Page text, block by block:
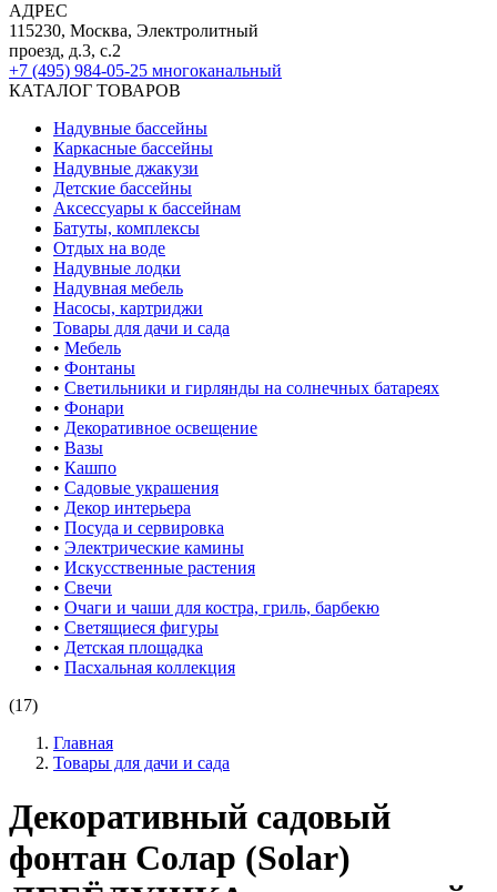
АДРЕС
115230, Москва, Электролитный
проезд, д.3, с.2
+7 (495) 984-05-25 многоканальный
КАТАЛОГ ТОВАРОВ
Надувные бассейны
Каркасные бассейны
Надувные джакузи
Детские бассейны
Аксессуары к бассейнам
Батуты, комплексы
Отдых на воде
Надувные лодки
Надувная мебель
Насосы, картриджи
Товары для дачи и сада
• Мебель
• Фонтаны
• Светильники и гирлянды на солнечных батареях
• Фонари
• Декоративное освещение
• Вазы
• Кашпо
• Садовые украшения
• Декор интерьера
• Посуда и сервировка
• Электрические камины
• Искусственные растения
• Свечи
• Очаги и чаши для костра, гриль, барбекю
• Светящиеся фигуры
• Детская площадка
• Пасхальная коллекция
(17)
Главная
Товары для дачи и сада
Декоративный садовый
фонтан Солар (Solar)